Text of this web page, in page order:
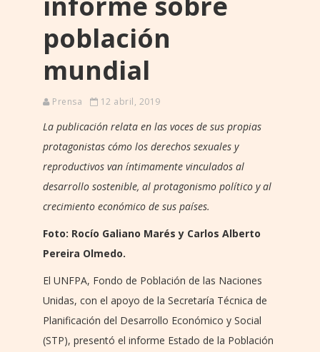
población
mundial
Prensa 12 abril, 2019
La publicación relata en las voces de sus propias
protagonistas cómo los derechos sexuales y
reproductivos van íntimamente vinculados al
desarrollo sostenible, al protagonismo político y al
crecimiento económico de sus países.
Foto: Rocío Galiano Marés y Carlos Alberto
Pereira Olmedo.
El UNFPA, Fondo de Población de las Naciones
Unidas, con el apoyo de la Secretaría Técnica de
Planificación del Desarrollo Económico y Social
(STP), presentó el informe Estado de la Población